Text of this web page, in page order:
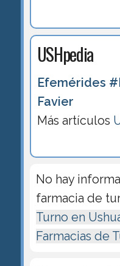
USHpedia
Efemérides
Favier
Más artículos
No hay
farmacia de
Turno en
Farmacias de